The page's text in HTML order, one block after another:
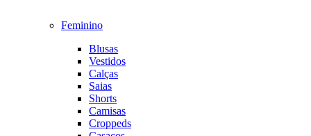
Feminino
Blusas
Vestidos
Calças
Saias
Shorts
Camisas
Croppeds